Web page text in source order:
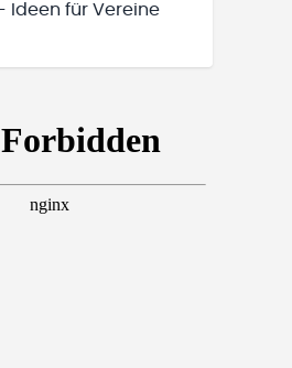
Ideen für Vereine